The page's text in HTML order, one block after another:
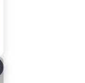
aos favoritos